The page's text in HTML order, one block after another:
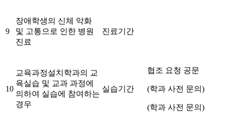
9
장애학생의 신체 악화
및 고통으로 인한 병원
진료
진료기간
10
교육과정설치학과의 교
육실습 및 교과 과정에
의하여 실습에 참여하는
경우
실습기간
협조 요청 공문
(학과 사전 문의)
(학과 사전 문의)